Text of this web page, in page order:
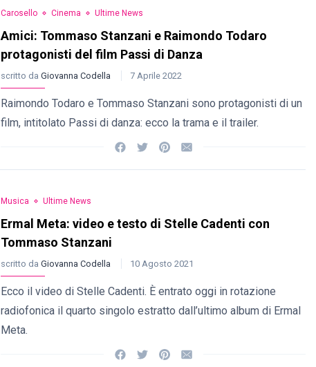
Carosello Cinema Ultime News
Amici: Tommaso Stanzani e Raimondo Todaro
protagonisti del film Passi di Danza
scritto da Giovanna Codella 7 Aprile 2022
Raimondo Todaro e Tommaso Stanzani sono protagonisti di un
film, intitolato Passi di danza: ecco la trama e il trailer.
Musica Ultime News
Ermal Meta: video e testo di Stelle Cadenti con
Tommaso Stanzani
scritto da Giovanna Codella 10 Agosto 2021
Ecco il video di Stelle Cadenti. È entrato oggi in rotazione
radiofonica il quarto singolo estratto dall’ultimo album di Ermal
Meta.